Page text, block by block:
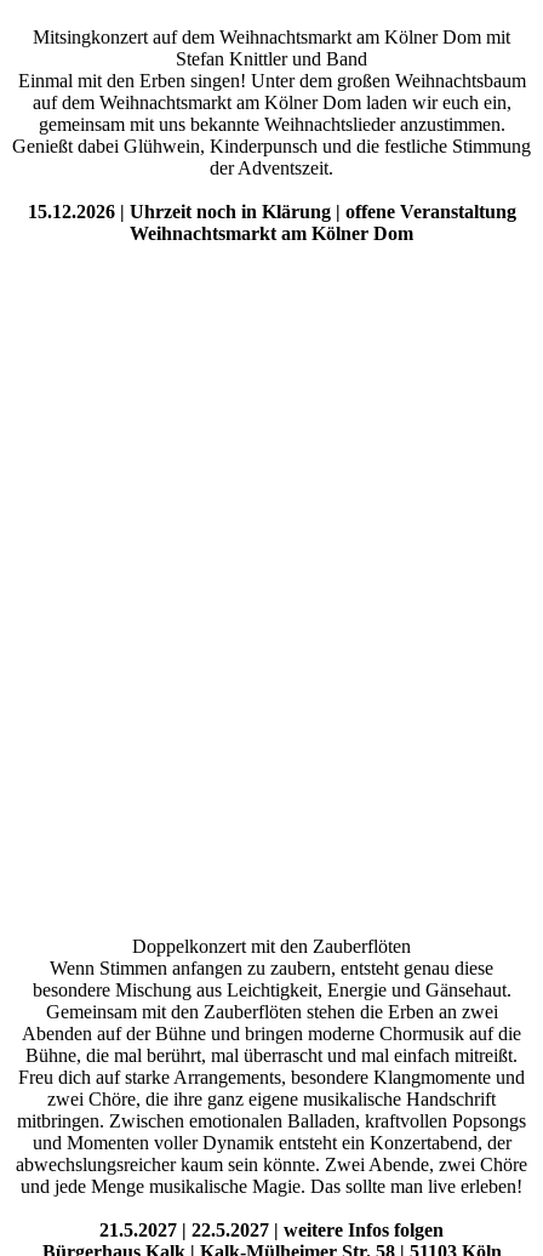
Mitsingkonzert auf dem Weihnachtsmarkt am Kölner Dom mit
Stefan Knittler und Band
Einmal mit den Erben singen! Unter dem großen Weihnachtsbaum
auf dem Weihnachtsmarkt am Kölner Dom laden wir euch ein,
gemeinsam mit uns bekannte Weihnachtslieder anzustimmen.
Genießt dabei Glühwein, Kinderpunsch und die festliche Stimmung
der Adventszeit.
15.12.2026 | Uhrzeit noch in Klärung | offene Veranstaltung
Weihnachtsmarkt am Kölner Dom
Doppelkonzert mit den Zauberflöten
Wenn Stimmen anfangen zu zaubern, entsteht genau diese
besondere Mischung aus Leichtigkeit, Energie und Gänsehaut.
Gemeinsam mit den Zauberflöten stehen die Erben an zwei
Abenden auf der Bühne und bringen moderne Chormusik auf die
Bühne, die mal berührt, mal überrascht und mal einfach mitreißt.
Freu dich auf starke Arrangements, besondere Klangmomente und
zwei Chöre, die ihre ganz eigene musikalische Handschrift
mitbringen. Zwischen emotionalen Balladen, kraftvollen Popsongs
und Momenten voller Dynamik entsteht ein Konzertabend, der
abwechslungsreicher kaum sein könnte. Zwei Abende, zwei Chöre
und jede Menge musikalische Magie. Das sollte man live erleben!
21.5.2027 | 22.5.2027 | weitere Infos folgen
Bürgerhaus Kalk | Kalk-Mülheimer Str. 58 | 51103 Köln